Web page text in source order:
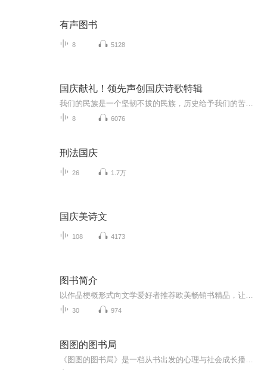
有声图书
8 5128
国庆献礼！领先声创国庆诗歌特辑
8 6076
刑法国庆
26 1.7万
国庆美诗文
108 4173
图书简介
30 974
图图的图书局